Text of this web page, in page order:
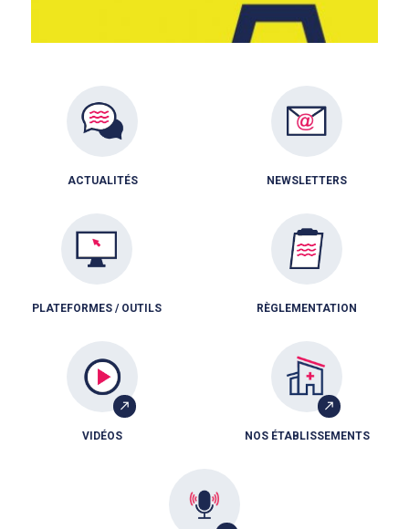
ACTUALITÉS NEWSLETTERS
PLATEFORMES / OUTILS RÈGLEMENTATION
VIDÉOS NOS ÉTABLISSEMENTS